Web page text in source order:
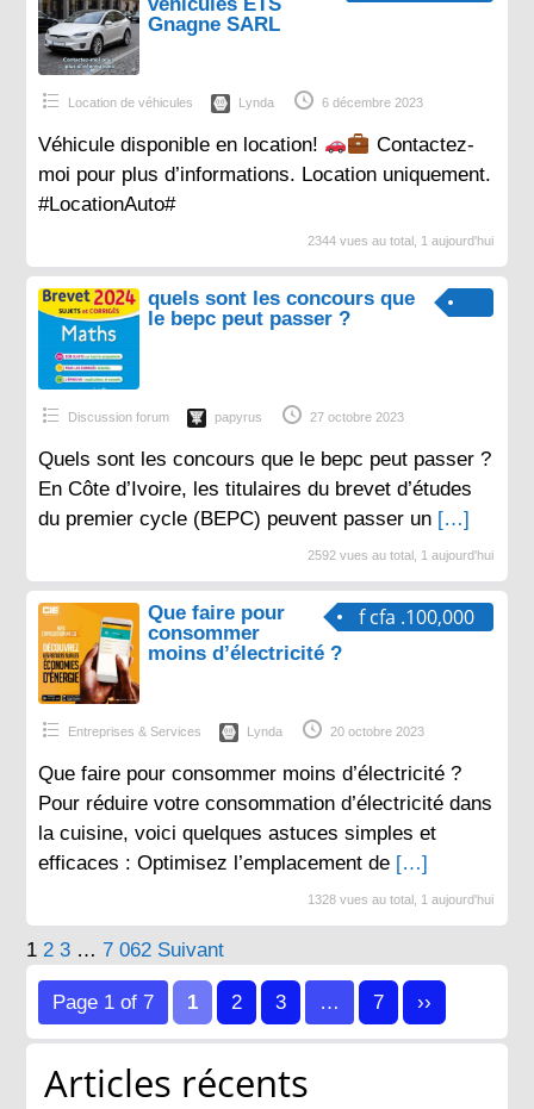
Gnagne SARL
Location de véhicules Lynda 6 décembre 2023
Véhicule disponible en location!
Contactez-
moi pour plus d’informations. Location uniquement.
#LocationAuto#
2344 vues au total, 1 aujourd'hui
quels sont les concours que
le bepc peut passer ?
Discussion forum papyrus 27 octobre 2023
Quels sont les concours que le bepc peut passer ?
En Côte d’Ivoire, les titulaires du brevet d’études
du premier cycle (BEPC) peuvent passer un […]
2592 vues au total, 1 aujourd'hui
f cfa .100,000
Que faire pour
consommer
moins d’électricité ?
Entreprises & Services Lynda 20 octobre 2023
Que faire pour consommer moins d’électricité ?
Pour réduire votre consommation d’électricité dans
la cuisine, voici quelques astuces simples et
efficaces : Optimisez l’emplacement de […]
1328 vues au total, 1 aujourd'hui
Pagination
des
publications
1 2 3 … 7 062 Suivant
Page 1 of 7 1 2 3 … 7 ››
Articles récents